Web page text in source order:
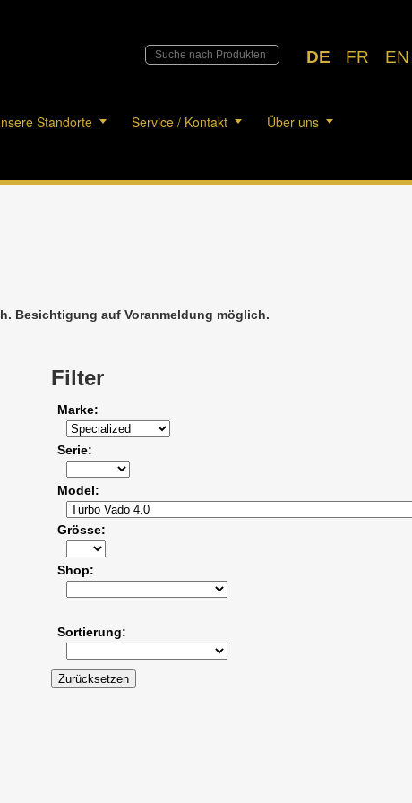
DE FR EN
Standorte Service / Kontakt Über uns
Besichtigung auf Voranmeldung möglich.
Filter
Marke
Serie
Model
Grösse
Shop
Sortierung